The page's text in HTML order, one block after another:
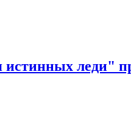
леди"